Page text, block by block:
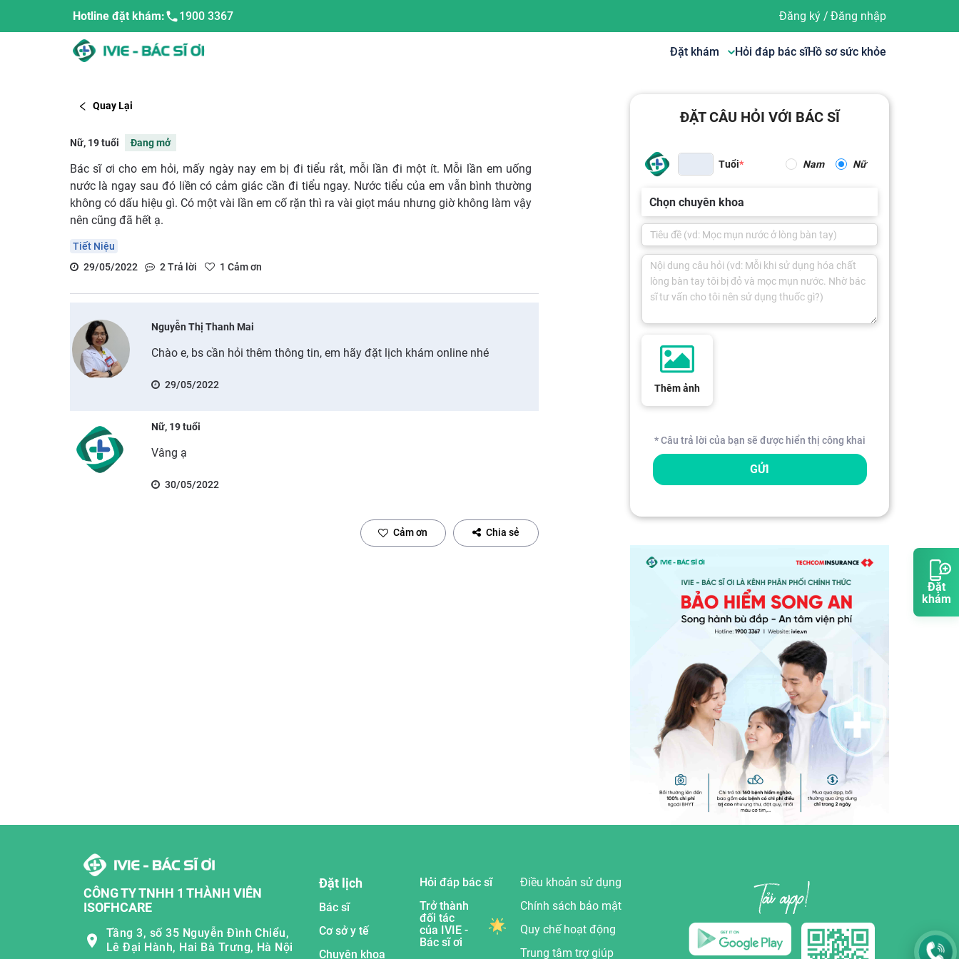
Đặt
khám
Hotline đặt khám: 1900 3367 Đăng ký/ Đăng nhập
Đặt khám Hỏi đáp bác sĩHồ sơ sức khỏe
Quay Lại
Nữ, 19 tuổi Đang mở
Bác sĩ ơi cho em hỏi, mấy ngày nay em bị đi tiểu rắt, mỗi lần đi một ít. Mỗi lần em uống
nước là ngay sau đó liền có cảm giác cần đi tiểu ngay. Nước tiểu của em vẫn bình thường
không có dấu hiệu gì. Có một vài lần em cố rặn thì ra vài giọt máu nhưng giờ không làm vậy
nên cũng đã hết ạ.
Tiết Niệu
29/05/2022
2Trả lời 1 Cảm ơn
Nguyễn Thị Thanh Mai
Chào e, bs cần hỏi thêm thông tin, em hãy đặt lịch khám online nhé
29/05/2022
Nữ, 19 tuổi
Vâng ạ
30/05/2022
Cảm ơn Chia sẻ
ĐẶT CÂU HỎI VỚI BÁC SĨ
Tuổi Nam Nữ
Chọn chuyên khoa
Thêm ảnh
* Câu trả lời của bạn sẽ được hiển thị công khai
GỬI
CÔNG TY TNHH 1 THÀNH VIÊN
ISOFHCARE
Tầng 3, số 35 Nguyễn Đình Chiểu,
Lê Đại Hành, Hai Bà Trưng, Hà Nội
Đặt lịch
Bác sĩ
Cơ sở y tế
Chuyên khoa
Hỏi đáp bác sĩ
Trở thành
đối tác
của IVIE -
Bác sĩ ơi
Điều khoản sử dụng
Chính sách bảo mật
Quy chế hoạt động
Trung tâm trợ giúp